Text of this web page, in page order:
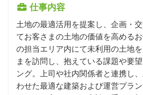
仕事内容
土地の最適活用を提案し、企画・
てお客さまの土地の価値を高める
の担当エリア内にて未利用の土地
まを訪問し、抱えている課題や要
ング。上司や社内関係者と連携し
わせた最適な建築および運営プラ